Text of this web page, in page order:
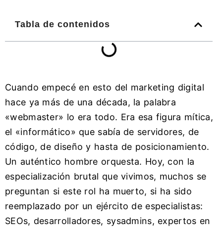
Tabla de contenidos
Cuando empecé en esto del marketing digital
hace ya más de una década, la palabra
«webmaster» lo era todo. Era esa figura mítica,
el «informático» que sabía de servidores, de
código, de diseño y hasta de posicionamiento.
Un auténtico hombre orquesta. Hoy, con la
especialización brutal que vivimos, muchos se
preguntan si este rol ha muerto, si ha sido
reemplazado por un ejército de especialistas:
SEOs, desarrolladores, sysadmins, expertos en